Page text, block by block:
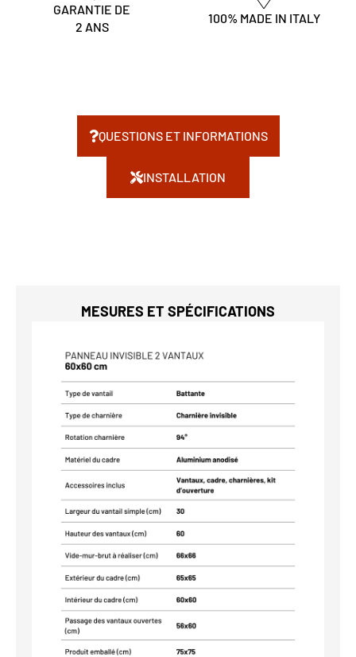
GARANTIE DE
2 ANS
100% MADE IN ITALY
QUESTIONS ET INFORMATIONS
INSTALLATION
MESURES ET SPÉCIFICATIONS